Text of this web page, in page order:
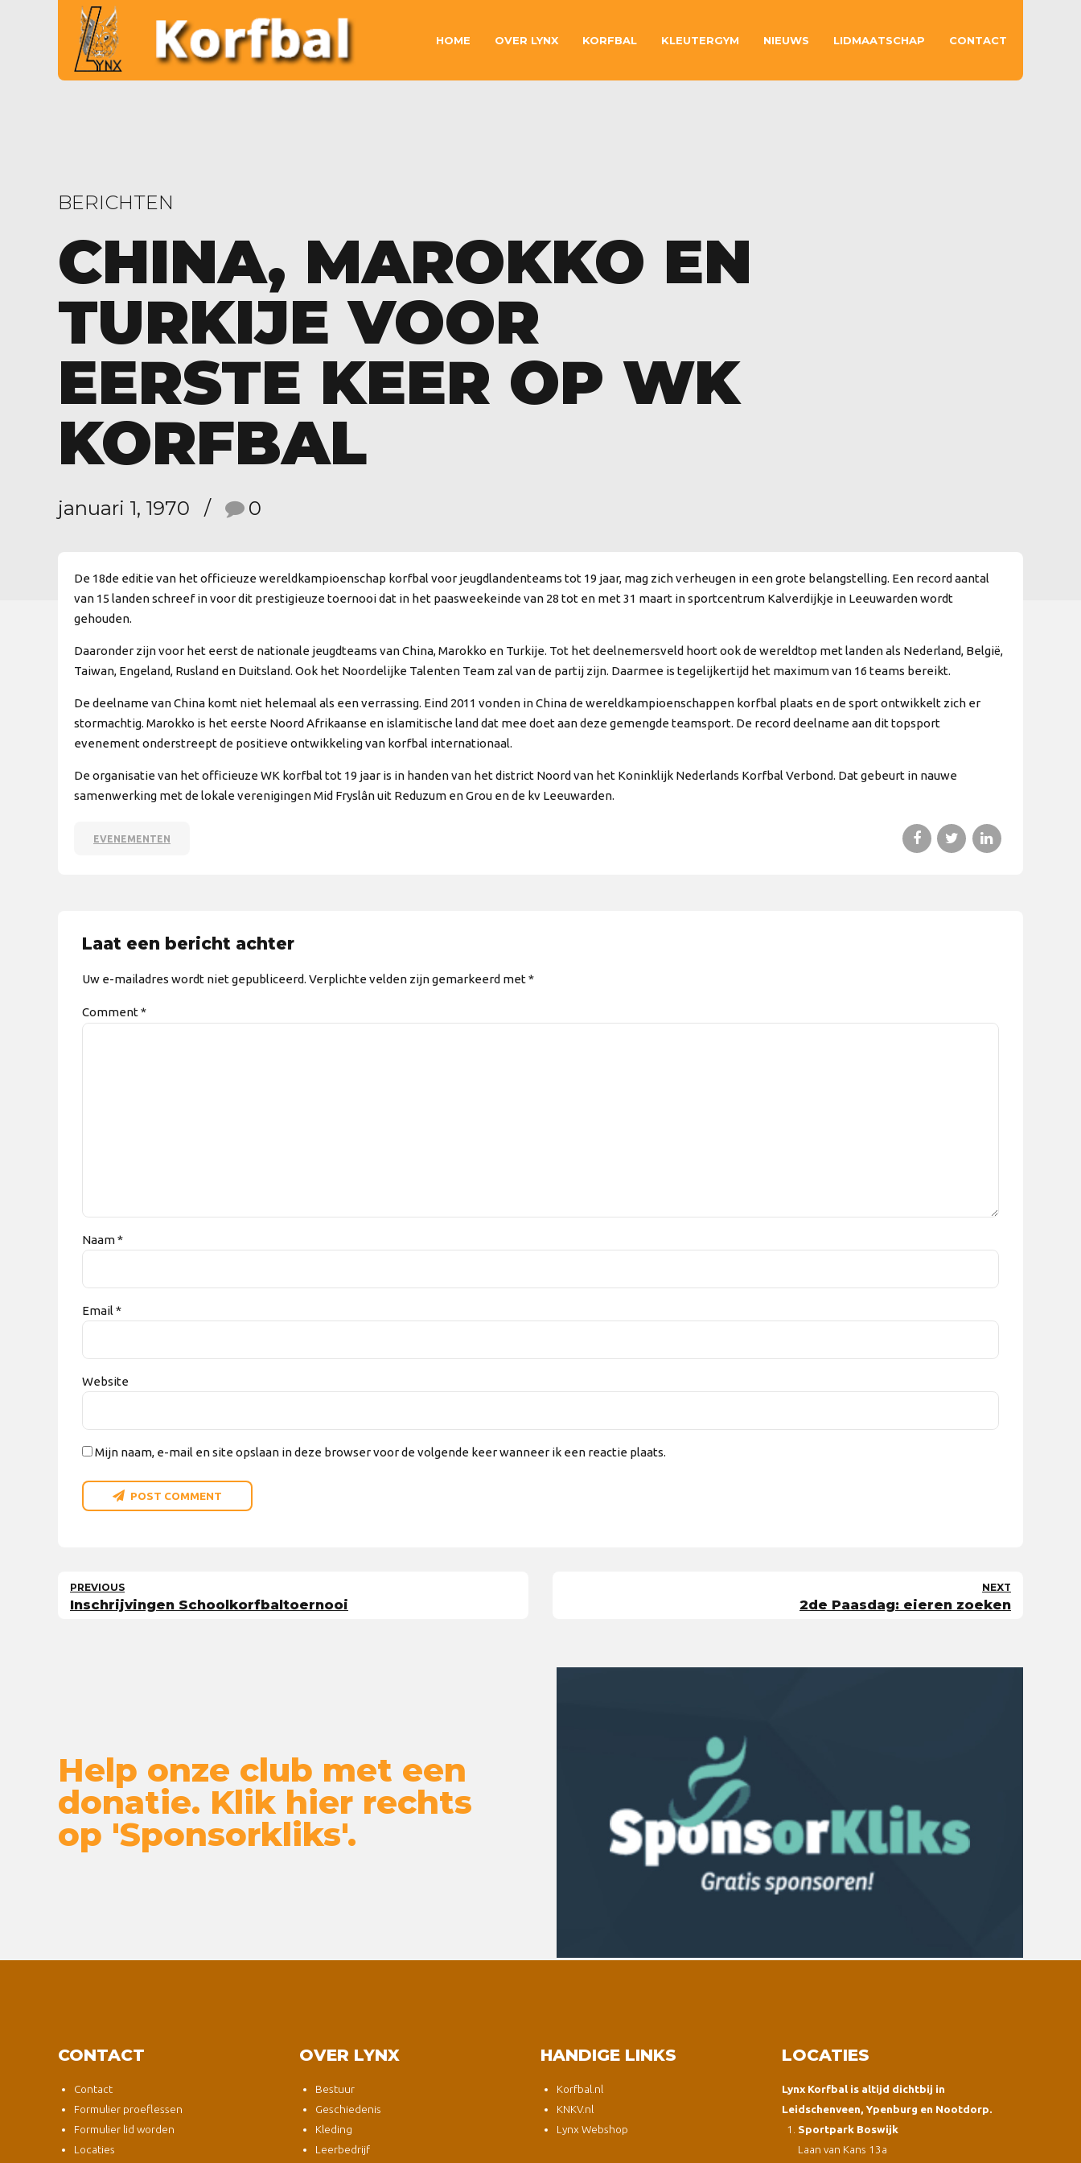
HOME OVER LYNX KORFBAL KLEUTERGYM NIEUWS LIDMAATSCHAP CONTACT
BERICHTEN
CHINA, MAROKKO EN
TURKIJE VOOR
EERSTE KEER OP WK
KORFBAL
januari 1, 1970 0
De 18de editie van het officieuze wereldkampioenschap korfbal voor jeugdlandenteams tot 19 jaar, mag zich verheugen in een grote belangstelling. Een record aantal
van 15 landen schreef in voor dit prestigieuze toernooi dat in het paasweekeinde van 28 tot en met 31 maart in sportcentrum Kalverdijkje in Leeuwarden wordt
gehouden.
Daaronder zijn voor het eerst de nationale jeugdteams van China, Marokko en Turkije. Tot het deelnemersveld hoort ook de wereldtop met landen als Nederland, België,
Taiwan, Engeland, Rusland en Duitsland. Ook het Noordelijke Talenten Team zal van de partij zijn. Daarmee is tegelijkertijd het maximum van 16 teams bereikt.
De deelname van China komt niet helemaal als een verrassing. Eind 2011 vonden in China de wereldkampioenschappen korfbal plaats en de sport ontwikkelt zich er
stormachtig. Marokko is het eerste Noord Afrikaanse en islamitische land dat mee doet aan deze gemengde teamsport. De record deelname aan dit topsport
evenement onderstreept de positieve ontwikkeling van korfbal internationaal.
De organisatie van het officieuze WK korfbal tot 19 jaar is in handen van het district Noord van het Koninklijk Nederlands Korfbal Verbond. Dat gebeurt in nauwe
samenwerking met de lokale verenigingen Mid Fryslân uit Reduzum en Grou en de kv Leeuwarden.
EVENEMENTEN
Laat een bericht achter
Uw e-mailadres wordt niet gepubliceerd. Verplichte velden zijn gemarkeerd met *
Comment*
Naam *
Email *
Website
Mijn naam, e-mail en site opslaan in deze browser voor de volgende keer wanneer ik een reactie plaats.
POST COMMENT
PREVIOUS
Inschrijvingen Schoolkorfbaltoernooi
NEXT
2de Paasdag: eieren zoeken
Help onze club met een
donatie. Klik hier rechts
op 'Sponsorkliks'.
CONTACT
Contact
Formulier proeflessen
Formulier lid worden
Locaties
OVER LYNX
Bestuur
Geschiedenis
Kleding
Leerbedrijf
HANDIGE LINKS
Korfbal.nl
KNKV.nl
Lynx Webshop
LOCATIES
Lynx Korfbal is altijd dichtbij in
Leidschenveen, Ypenburg en Nootdorp.
Sportpark Boswijk
Laan van Kans 13a